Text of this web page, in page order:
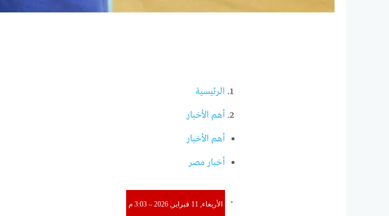
الرئيسية
أهم الأخبار
أهم الأخبار
أخبار مصر
الأربعاء, 11 فبراير, 2026 – 3:03 م